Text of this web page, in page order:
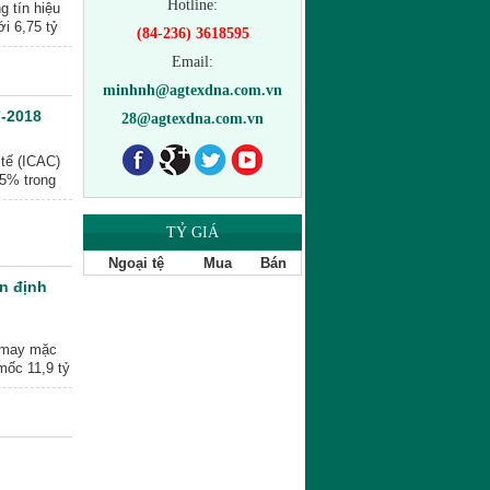
tín hiệu
6,75 tỷ
2018
(ICAC)
trong
2016-
tiêu
định
mặc
11,9 tỷ
lập
thiết lập
Hotline:
(84-236) 3618595
Email:
minhnh@agtexdna.com.vn
28@agtexdna.com.vn
TỶ GIÁ
Ngoại tệ
Mua Bán